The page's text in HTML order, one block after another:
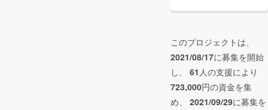
このプロジェクトは、
2021/08/17に募集を開始
し、 61 人の支援により
723,000円の資金を集
め、 2021/09/29に募集を